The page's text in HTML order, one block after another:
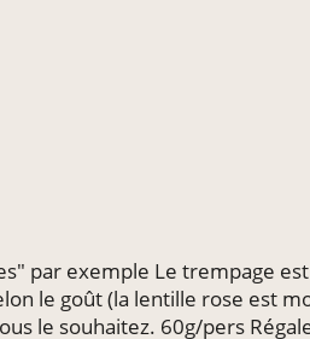
par exemple Le trempage
le goût (la lentille rose est
le souhaitez. 60g/pers